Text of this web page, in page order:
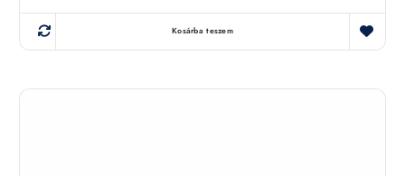
Kosárba teszem